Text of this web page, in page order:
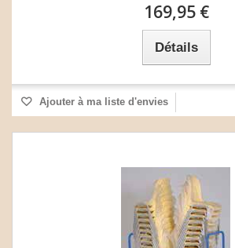
169,95 €
Détails
Ajouter à ma liste d'envies